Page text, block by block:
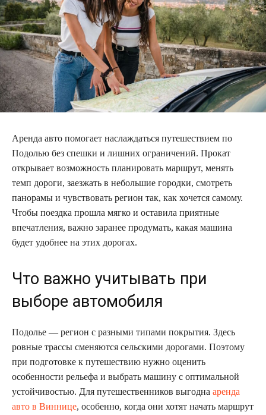
Аренда авто помогает наслаждаться путешествием по
Подолью без спешки и лишних ограничений. Прокат
открывает возможность планировать маршрут, менять
темп дороги, заезжать в небольшие городки, смотреть
панорамы и чувствовать регион так, как хочется самому.
Чтобы поездка прошла мягко и оставила приятные
впечатления, важно заранее продумать, какая машина
будет удобнее на этих дорогах.
Что важно учитывать при
выборе автомобиля
Подолье — регион с разными типами покрытия. Здесь
ровные трассы сменяются сельскими дорогами. Поэтому
при подготовке к путешествию нужно оценить
особенности рельефа и выбрать машину с оптимальной
устойчивостью. Для путешественников выгодна аренда
авто в Виннице, особенно, когда они хотят начать маршрут